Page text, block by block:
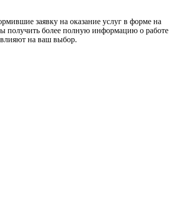
заявку на оказание услуг в форме на
получить более полную информацию о работе
на ваш выбор.